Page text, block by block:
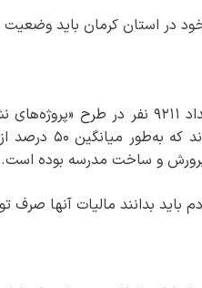
خود در استان کرمان باید
وی با اشاره به پروژه‌های عمرانی، بیان
هزینه‌ کرد
پرورش و ساخت مدرسه بوده است.
باید بدانند مالیات آنها